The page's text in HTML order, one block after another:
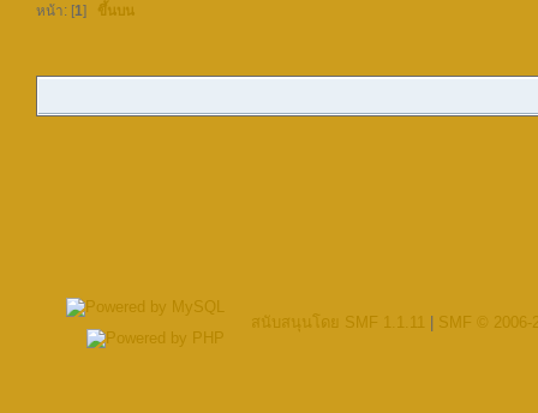
หน้า: [1] ขึ้นบน
สนับสนุนโดย SMF 1.1.11 SMF © 2006-